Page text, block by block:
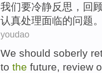
我们要冷静反思 ， 回
认真处理面临的问题。
youdao
We should soberly
to the future review